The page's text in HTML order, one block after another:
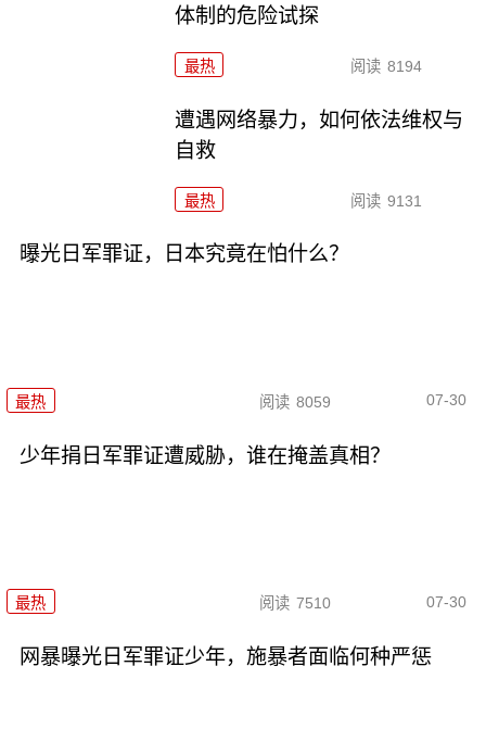
体制的危险试探
最热 阅读 8194
遭遇网络暴力，如何依法维权与
自救
最热 阅读 9131
曝光日军罪证，日本究竟在怕什么？
最热 阅读 8059 07-30
少年捐日军罪证遭威胁，谁在掩盖真相？
最热 阅读 7510 07-30
网暴曝光日军罪证少年，施暴者面临何种严惩